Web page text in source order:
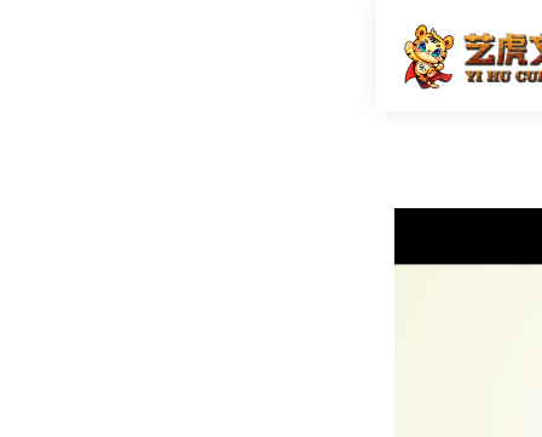
最为时